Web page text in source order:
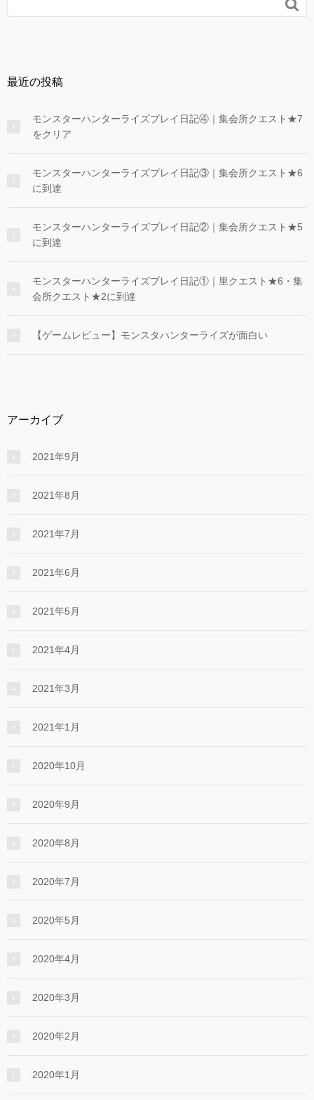

最近の投稿
モンスターハンターライズプレイ日記④｜集会所クエスト★7
をクリア
モンスターハンターライズプレイ日記③｜集会所クエスト★6
に到達
モンスターハンターライズプレイ日記②｜集会所クエスト★5
に到達
モンスターハンターライズプレイ日記①｜里クエスト★6・集
会所クエスト★2に到達
【ゲームレビュー】モンスタハンターライズが面白い
アーカイブ
2021年9月
2021年8月
2021年7月
2021年6月
2021年5月
2021年4月
2021年3月
2021年1月
2020年10月
2020年9月
2020年8月
2020年7月
2020年5月
2020年4月
2020年3月
2020年2月
2020年1月